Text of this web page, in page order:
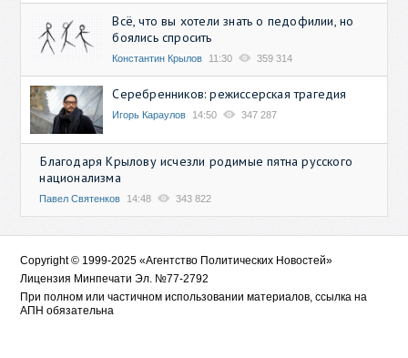
Всё, что вы хотели знать о педофилии, но
боялись спросить
Константин Крылов 11:30 359 314
Серебренников: режиссерская трагедия
Игорь Караулов 14:50 347 287
Благодаря Крылову исчезли родимые пятна русского
национализма
Павел Святенков 14:48 343 822
Copyright © 1999-2025 «Агентство Политических Новостей»
Лицензия Минпечати Эл. №77-2792
При полном или частичном использовании материалов, ссылка на
АПН обязательна